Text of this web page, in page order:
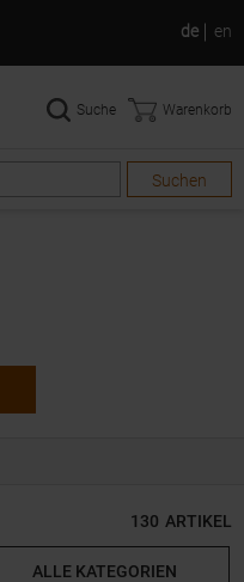
de en
Suchen
Suche Warenkorb
130 ARTIKEL
ALLE KATEGORIEN